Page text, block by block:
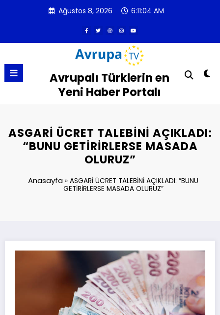
Ağustos 8, 2026 6:11:05 AM
Avrupalı Türklerin en
Yeni Haber Portalı
ASGARİ ÜCRET TALEBİNİ AÇIKLADI:
“BUNU GETİRİRLERSE MASADA
OLURUZ”
Anasayfa »ASGARİ ÜCRET TALEBİNİ AÇIKLADI: “BUNU
GETİRİRLERSE MASADA OLURUZ”